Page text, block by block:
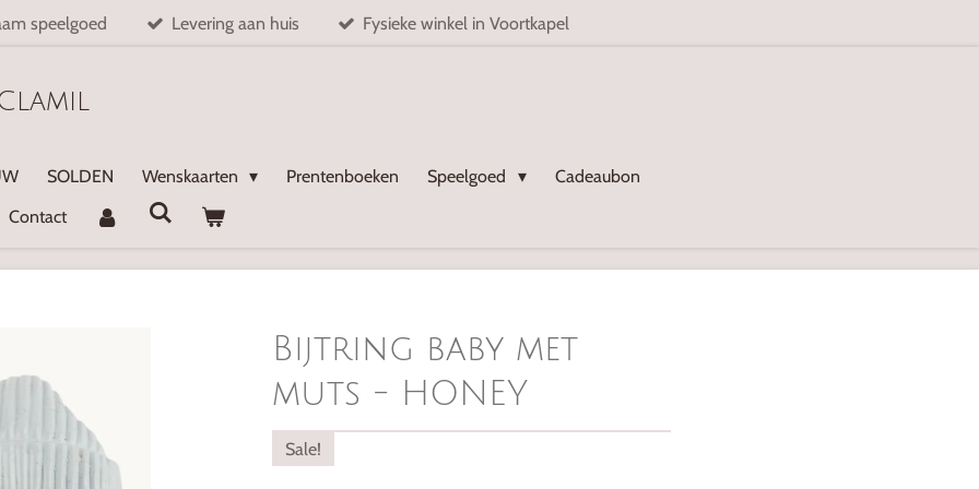
speelgoed Levering aan huis Fysieke winkel in Voortkapel
SOLDEN Wenskaarten Prentenboeken Speelgoed
Cadeaubon
Contact
Bijtring baby met
muts - HONEY
Sale!